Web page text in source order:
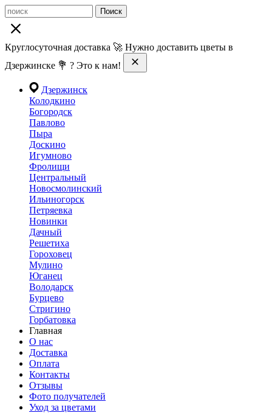
Поиск
Круглосуточная доставка 🚀 Нужно доставить цветы в
Дзержинске 💐 ? Это к нам!
Дзержинск
Колодкино
Богородск
Павлово
Пыра
Доскино
Игумново
Фролищи
Центральный
Новосмолинский
Ильиногорск
Петряевка
Новинки
Дачный
Решетиха
Гороховец
Мулино
Юганец
Володарск
Бурцево
Стригино
Горбатовка
Главная
О нас
Доставка
Оплата
Контакты
Отзывы
Фото получателей
Уход за цветами